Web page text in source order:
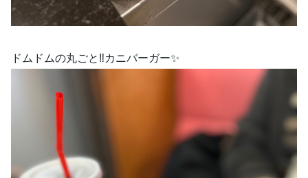
ドムドムの丸ごと‼︎カニバーガー✨